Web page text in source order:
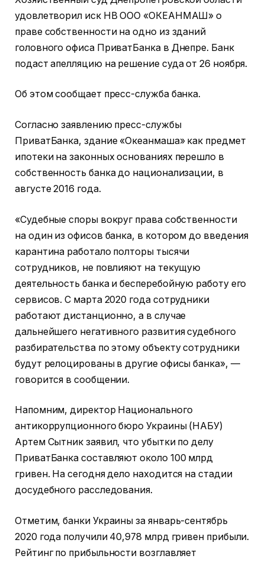
удовлетворил иск НВ ООО «ОКЕАНМАШ» о
праве собственности на одно из зданий
головного офиса ПриватБанка в Днепре. Банк
подаст апелляцию на решение суда от 26 ноября.
Об этом сообщает пресс-служба банка.
Согласно заявлению пресс-службы
ПриватБанка, здание «Океанмаша» как предмет
ипотеки на законных основаниях перешло в
собственность банка до национализации, в
августе 2016 года.
«Судебные споры вокруг права собственности
на один из офисов банка, в котором до введения
карантина работало полторы тысячи
сотрудников, не повлияют на текущую
деятельность банка и бесперебойную работу его
сервисов. С марта 2020 года сотрудники
работают дистанционно, а в случае
дальнейшего негативного развития судебного
разбирательства по этому объекту сотрудники
будут релоцированы в другие офисы банка», —
говорится в сообщении.
Напомним, директор Национального
антикоррупционного бюро Украины (НАБУ)
Артем Сытник заявил, что убытки по делу
ПриватБанка составляют около 100 млрд
гривен. На сегодня дело находится на стадии
досудебного расследования.
Отметим, банки Украины за январь-сентябрь
2020 года получили 40,978 млрд гривен прибыли.
Рейтинг по прибыльности возглавляет